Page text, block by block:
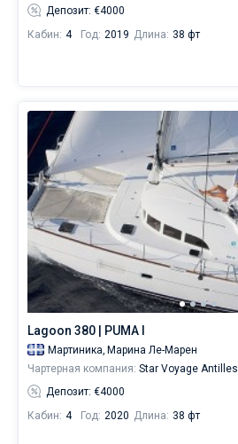
Антигуа
или
регионы
яхтинга:
Ле-
Марен.
Депозит: €4000
Кабин: 4 Год: 2019 Длина: 38 фт
Lagoon 380 | PUMA I
Мартиника, Марина Ле-Марен
Чартерная компания: Star Voyage Antilles
Депозит: €4000
Кабин: 4 Год: 2020 Длина: 38 фт